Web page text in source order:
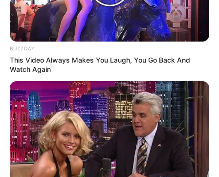
BUZZDAY
This Video Always Makes You Laugh, You Go Back And
Watch Again